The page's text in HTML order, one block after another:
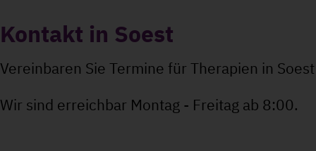
Kontakt in Soest
Vereinbaren Sie Termine für Therapien in
Wir sind erreichbar Montag - Freitag ab 8:00.